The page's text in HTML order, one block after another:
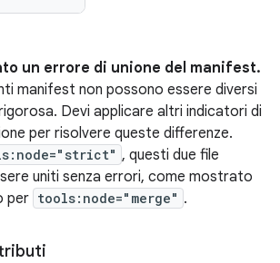
un errore di unione del manifest.
manifest non possono essere diversi
Devi applicare altri indicatori di
per risolvere queste differenze.
, questi due file
uniti senza errori, come mostrato
per tools:node="merge" .